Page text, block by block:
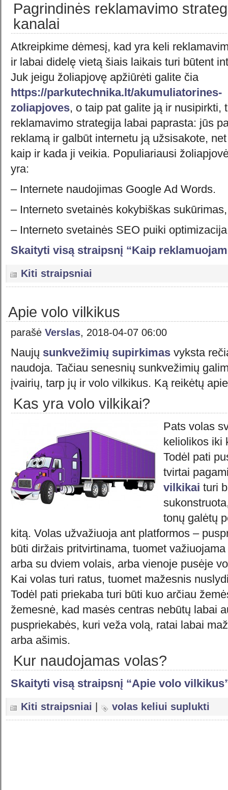
Pagrindinės reklamavimo
kanalai
Atkreipkime dėmesį, kad yra keli
ir labai didelę vietą šiais laikais turi būtent
Juk jeigu žoliapjovę apžiūrėti galite čia
https://parkutechnika.lt/akumuliatorines-
zoliapjoves, o taip pat galite ją ir nusipirkti,
reklamavimo strategija labai paprasta: jūs
reklamą ir galbūt internetu ją užsisakote,
kaip ir kada ji veikia. Populiariausi
yra:
– Internete naudojimas Google Ad Words.
– Interneto svetainės kokybiškas
– Interneto svetainės SEO puiki
Skaityti visą straipsnį “Kaip
Kiti straipsniai
Apie volo vilkikus
parašė Verslas, 2018-04-07 06:00
Naujų sunkvežimių supirkimas vyksta
naudoja. Tačiau senesnių sunkvežimių
įvairių, tarp jų ir volo vilkikus. Ką reikėtų
Kas yra volo vilkikai?
Pats volas
keliolikos iki
Todėl pati
tvirtai
vilkikai turi
tonų galėtų
kitą. Volas užvažiuoja ant platformos –
būti diržais pritvirtinama, tuomet
arba su dviem volais, arba vienoje pusėje
Kai volas turi ratus, tuomet mažesnis
Todėl pati priekaba turi būti kuo arčiau
žemesnė, kad masės centras nebūtų labai
puspriekabės, kuri veža volą, ratai labai
arba ašimis.
Kur naudojamas volas?
Skaityti visą straipsnį “Apie volo
Kiti straipsniai volas keliui suplukti